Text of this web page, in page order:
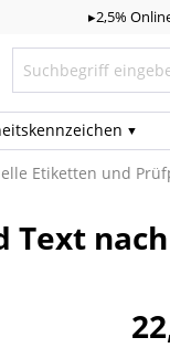
▸2,5%
Etiketten und
nach